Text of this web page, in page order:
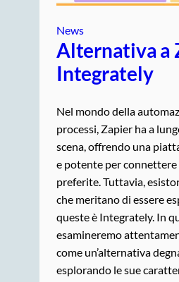
News
Alternativa a
Integrately
Nel mondo della
processi, Zapier ha a
scena, offrendo una
e potente per connettere
preferite. Tuttavia,
che meritano di essere
queste è Integrately. In
esamineremo
come un’alternativa
esplorando le sue